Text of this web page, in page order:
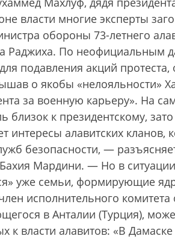
власти многие эксперты
обороны 73-летнего
Раджиха. По неофициальным
подавления акций
о якобы «нелояльности»
за военную карьеру». На
близок к президентскому,
интересы алавитских кланов,
безопасности, —
Мардини. — Но в
уже семьи, формирующие
исполнительного
в Анталии (Турция),
к власти алавитов: «В